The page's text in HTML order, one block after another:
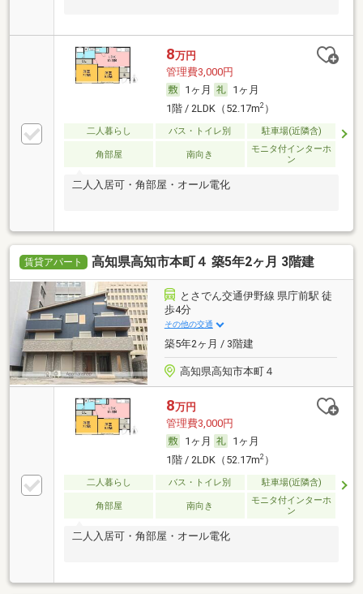
8万円
管理費3,000円
1ヶ月
1ヶ月
1階 / 2LDK（52.17m2）
二人暮らし バス・トイレ別 駐車場(近隣含)
角部屋 南向き
モニタ付インターホ
ン
二人入居可・角部屋・オール電化
賃貸アパート 高知県高知市本町４ 築5年2ヶ月 3階建
とさでん交通伊野線 県庁前駅 徒
歩4分
その他の交通
築5年2ヶ月 / 3階建
高知県高知市本町４
8万円
管理費3,000円
1ヶ月
1ヶ月
1階 / 2LDK（52.17m2）
二人暮らし バス・トイレ別 駐車場(近隣含)
角部屋 南向き
モニタ付インターホ
ン
二人入居可・角部屋・オール電化